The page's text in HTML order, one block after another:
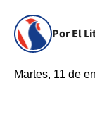
Por El
Martes, 11 de